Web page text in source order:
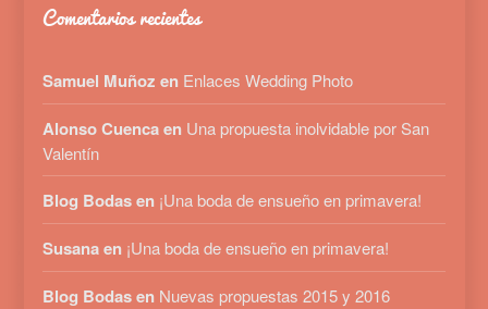
Comentarios recientes
Samuel Muñoz en Enlaces Wedding Photo
Alonso Cuenca en Una propuesta inolvidable por San
Valentín
Blog Bodas en ¡Una boda de ensueño en primavera!
Susana en ¡Una boda de ensueño en primavera!
Blog Bodas en Nuevas propuestas 2015 y 2016